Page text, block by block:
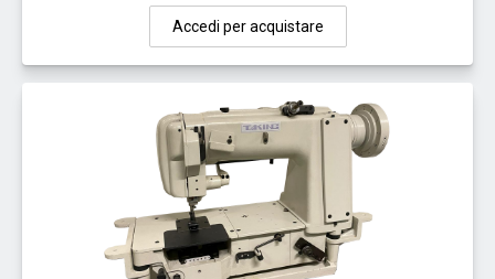
Accedi per acquistare